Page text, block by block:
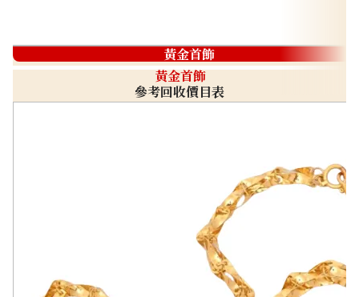
黃金首飾
黃金首飾
參考回收價目表